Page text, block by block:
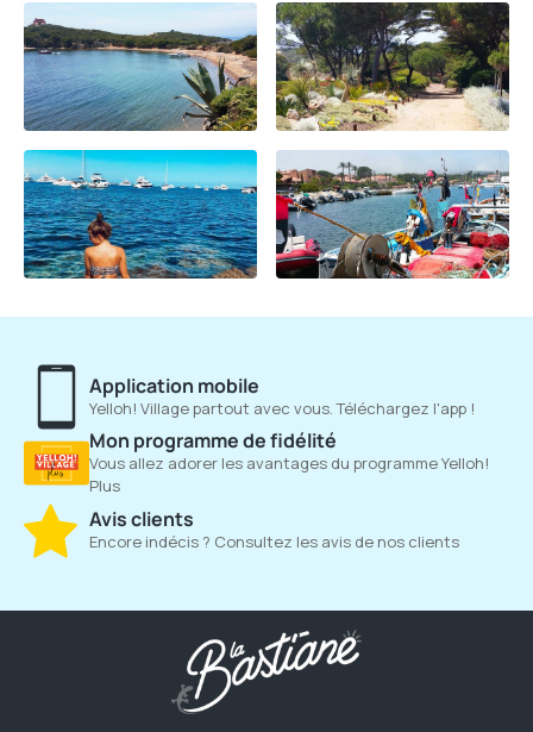
Application mobile
Yelloh! Village partout avec vous. Téléchargez l'app !
Mon programme de fidélité
Vous allez adorer les avantages du programme Yelloh!
Plus
Avis clients
Encore indécis ? Consultez les avis de nos clients